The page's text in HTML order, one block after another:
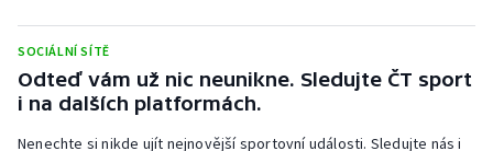
SOCIÁLNÍ SÍTĚ
Odteď vám už nic neunikne. Sledujte ČT sport
i na dalších platformách.
Nenechte si nikde ujít nejnovější sportovní události. Sledujte nás i